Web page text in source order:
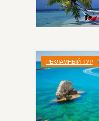
РЕКЛАМНЫЙ ТУР